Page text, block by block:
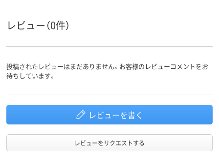
レビュー（0件）
投稿されたレビューはまだありません。お客様のレビューコメントをお
待ちしています。
レビューを書く
レビューをリクエストする